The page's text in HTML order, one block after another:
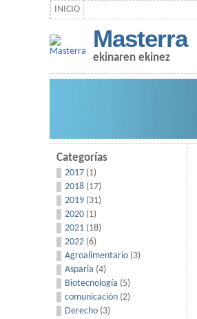
INICIO
Masterra
ekinaren ekinez
Categorías
2017 (1)
2018 (17)
2019 (31)
2020 (1)
2021 (18)
2022 (6)
Agroalimentario (3)
Asparia (4)
Biotecnología (5)
comunicación (2)
Derecho (3)